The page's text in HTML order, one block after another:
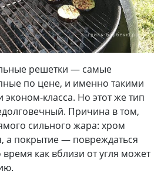
решетки — самые
по цене, и именно такими
эконом-класса. Но этот же тип
Причина в том,
сильного жара: хром
а покрытие — повреждаться
время как вблизи от угля может